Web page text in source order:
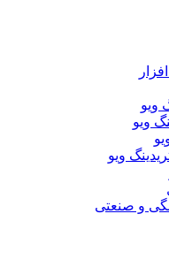
ویو
ویو
و صنعتی